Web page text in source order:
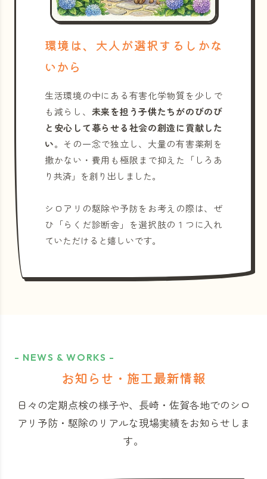
環境は、大人が選択するしかな
いから
生活環境の中にある有害化学物質を少しで
も減らし、 未来を担う子供たちがのびのび
と安心して暮らせる社会の創造に貢献した
い。その一念で独立し、大量の有害薬剤を
撒かない・費用も極限まで抑えた「しろあ
り共済」を創り出しました。
シロアリの駆除や予防をお考えの際は、ぜ
ひ「らくだ診断舎」を選択肢の１つに入れ
ていただけると嬉しいです。
- NEWS & WORKS -
お知らせ・施工最新情報
日々の定期点検の様子や、長崎・佐賀各地でのシロ
アリ予防・駆除のリアルな現場実績をお知らせしま
す。